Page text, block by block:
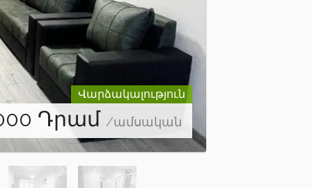
Վարձակալություն
Դրամ /ամսական